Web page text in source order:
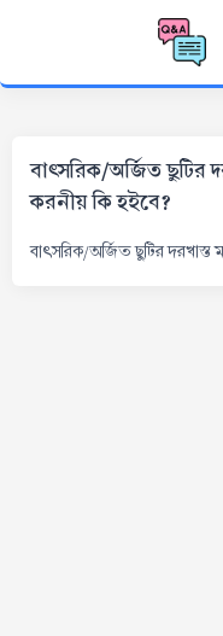
বাৎসরিক/অর্জিত ছুটির
করনীয় কি হইবে?
বাৎসরিক/অর্জিত ছুটির